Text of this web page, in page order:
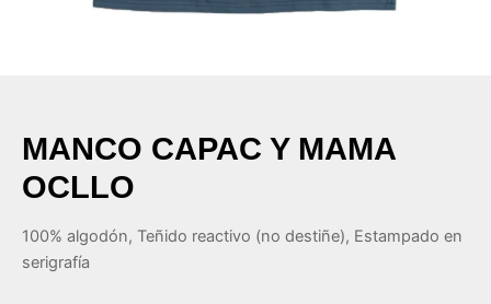
MANCO CAPAC Y MAMA
OCLLO
100% algodón, Teñido reactivo (no destiñe), Estampado en
serigrafía